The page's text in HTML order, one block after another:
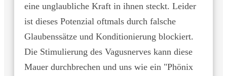
eine unglaubliche Kraft in ihnen steckt. Leider
ist dieses Potenzial oftmals durch falsche
Glaubenssätze und Konditionierung blockiert.
Die Stimulierung des Vagusnerves kann diese
Mauer durchbrechen und uns wie ein "Phönix